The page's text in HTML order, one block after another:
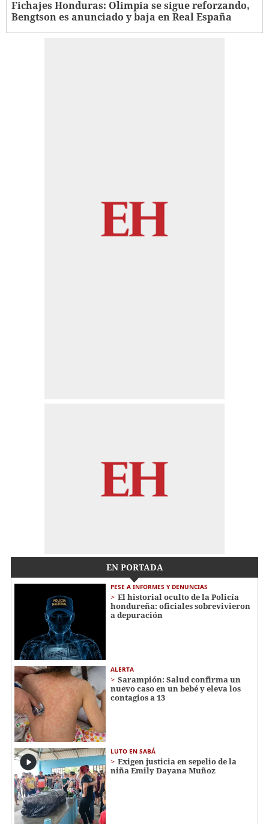
Fichajes Honduras: Olimpia se sigue reforzando,
Bengtson es anunciado y baja en Real España
EN PORTADA
PESE A INFORMES Y DENUNCIAS
El historial oculto de la Policía
hondureña: oficiales sobrevivieron
a depuración
ALERTA
Sarampión: Salud confirma un
nuevo caso en un bebé y eleva los
contagios a 13
LUTO EN SABÁ
Exigen justicia en sepelio de la
niña Emily Dayana Muñoz